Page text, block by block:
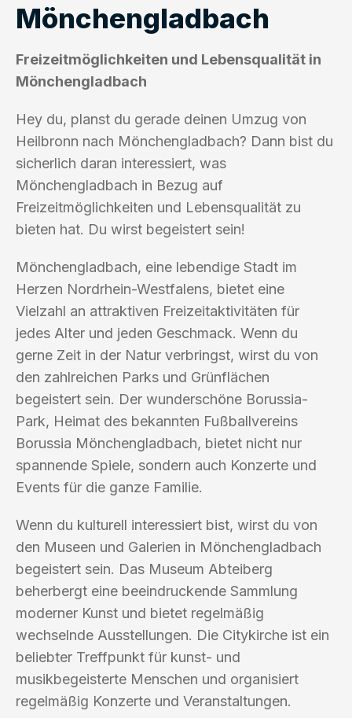
Mönchengladbach
Freizeitmöglichkeiten und Lebensqualität in
Mönchengladbach
Hey du, planst du gerade deinen Umzug von
Heilbronn nach Mönchengladbach? Dann bist du
sicherlich daran interessiert, was
Mönchengladbach in Bezug auf
Freizeitmöglichkeiten und Lebensqualität zu
bieten hat. Du wirst begeistert sein!
Mönchengladbach, eine lebendige Stadt im
Herzen Nordrhein-Westfalens, bietet eine
Vielzahl an attraktiven Freizeitaktivitäten für
jedes Alter und jeden Geschmack. Wenn du
gerne Zeit in der Natur verbringst, wirst du von
den zahlreichen Parks und Grünflächen
begeistert sein. Der wunderschöne Borussia-
Park, Heimat des bekannten Fußballvereins
Borussia Mönchengladbach, bietet nicht nur
spannende Spiele, sondern auch Konzerte und
Events für die ganze Familie.
Wenn du kulturell interessiert bist, wirst du von
den Museen und Galerien in Mönchengladbach
begeistert sein. Das Museum Abteiberg
beherbergt eine beeindruckende Sammlung
moderner Kunst und bietet regelmäßig
wechselnde Ausstellungen. Die Citykirche ist ein
beliebter Treffpunkt für kunst- und
musikbegeisterte Menschen und organisiert
regelmäßig Konzerte und Veranstaltungen.